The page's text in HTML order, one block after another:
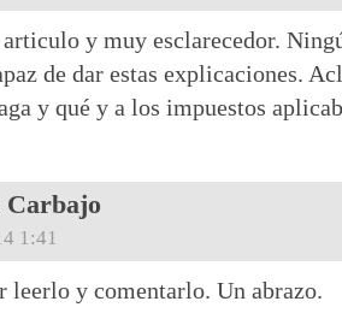
y muy esclarecedor.
de dar estas explicaciones.
y qué y a los impuestos
Carbajo
1:41
leerlo y comentarlo. Un abrazo.